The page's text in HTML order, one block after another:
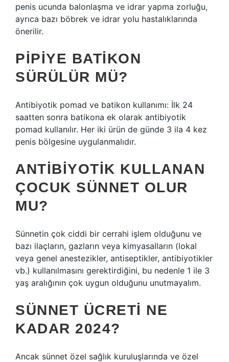
penis ucunda balonlaşma ve idrar yapma zorluğu,
ayrıca bazı böbrek ve idrar yolu hastalıklarında
önerilir.
PIPIYE BATIKON
SÜRÜLÜR MÜ?
Antibiyotik pomad ve batikon kullanımı: İlk 24
saatten sonra batikona ek olarak antibiyotik
pomad kullanılır. Her iki ürün de günde 3 ila 4 kez
penis bölgesine uygulanmalıdır.
ANTIBIYOTIK KULLANAN
ÇOCUK SÜNNET OLUR
MU?
Sünnetin çok ciddi bir cerrahi işlem olduğunu ve
bazı ilaçların, gazların veya kimyasalların (lokal
veya genel anestezikler, antiseptikler, antibiyotikler
vb.) kullanılmasını gerektirdiğini, bu nedenle 1 ile 3
yaş aralığının çok uygun olduğunu unutmayalım.
SÜNNET ÜCRETI NE
KADAR 2024?
Ancak sünnet özel sağlık kuruluşlarında ve özel